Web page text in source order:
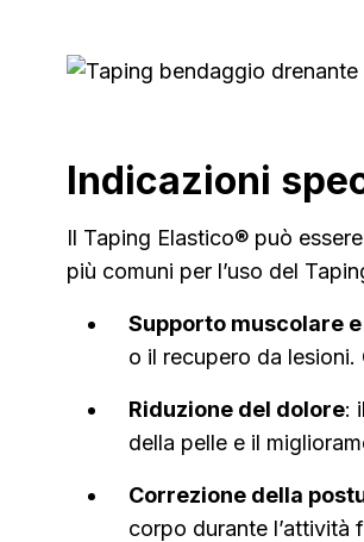
Indicazioni
Il Taping Elastico® può
più comuni per l’uso del
Supporto muscolare
o il recupero da
Riduzione del dolore:
della pelle e il
Correzione della
corpo durante l’attività